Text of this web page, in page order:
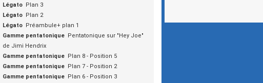
Légato Plan 3
Légato Plan 2
Légato Préambule+ plan 1
Gamme pentatonique Pentatonique sur "Hey Joe"
de Jimi Hendrix
Gamme pentatonique Plan 8 - Position 5
Gamme pentatonique Plan 7 - Position 2
Gamme pentatonique Plan 6 - Position 3